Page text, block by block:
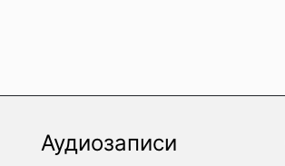
Аудиозаписи